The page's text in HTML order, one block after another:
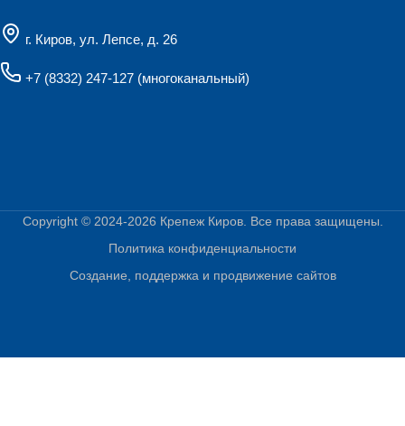
г. Киров, ул. Лепсе, д. 26
+7 (8332) 247-127 (многоканальный)
Copyright © 2024-2026 Крепеж Киров. Все права защищены.
Политика конфиденциальности
Создание, поддержка и продвижение сайтов